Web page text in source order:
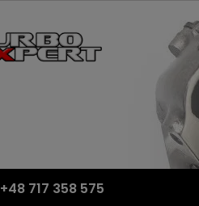
+48 717 358 575